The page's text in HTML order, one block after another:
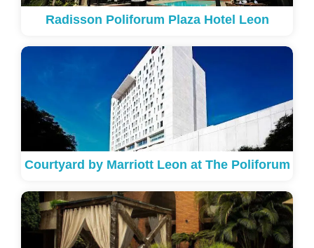
Radisson Poliforum Plaza Hotel Leon
Courtyard by Marriott Leon at The Poliforum